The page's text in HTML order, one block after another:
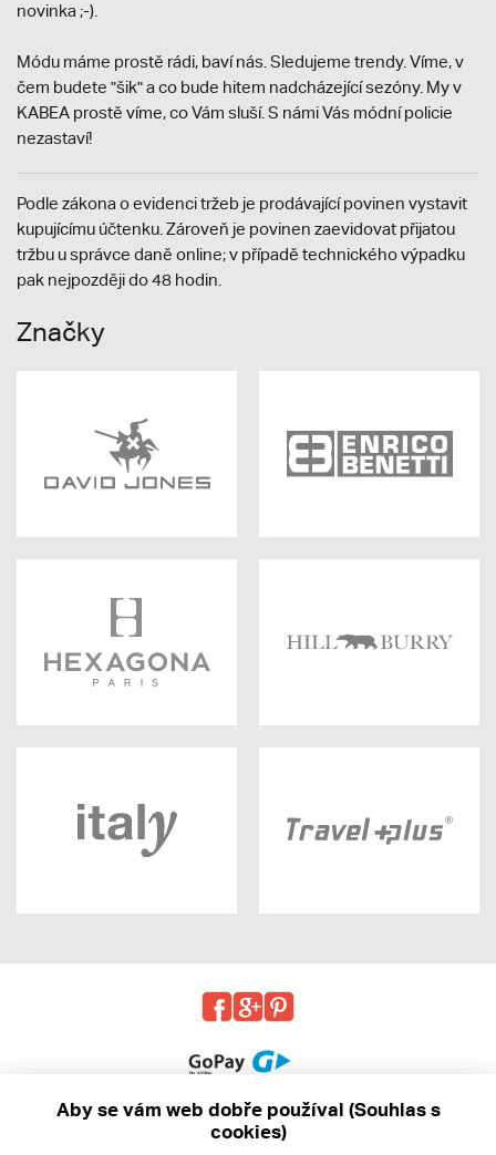
novinka ;-).
Módu máme prostě rádi, baví nás. Sledujeme trendy. Víme, v
čem budete "šik" a co bude hitem nadcházející sezóny. My v
KABEA prostě víme, co Vám sluší. S námi Vás módní policie
nezastaví!
Podle zákona o evidenci tržeb je prodávající povinen vystavit
kupujícímu účtenku. Zároveň je povinen zaevidovat přijatou
tržbu u správce daně online; v případě technického výpadku
pak nejpozději do 48 hodin.
Značky
Aby se vám web dobře používal (Souhlas s
cookies)